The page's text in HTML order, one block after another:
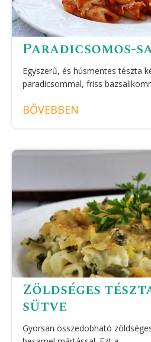
Paradicsomos-
Egyszerű, és húsmentes tészta
paradicsommal, friss
BŐVEBBEN
Zöldséges tészta
sütve
Gyorsan összedobható